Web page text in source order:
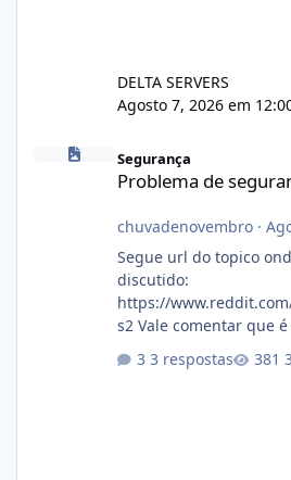
DELTA SERVERS
Agosto 7, 2026 em
Segurança
Problema de
chuvadenovembro·
Segue url do topico
discutido:
https://
s2 Vale comentar que
3 respostas